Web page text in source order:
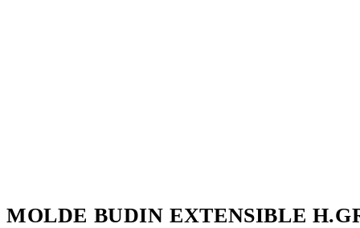
MOLDE BUDIN EXTENSIBLE